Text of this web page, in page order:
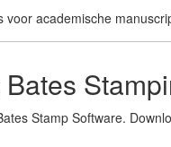
academische
Stamp Software.